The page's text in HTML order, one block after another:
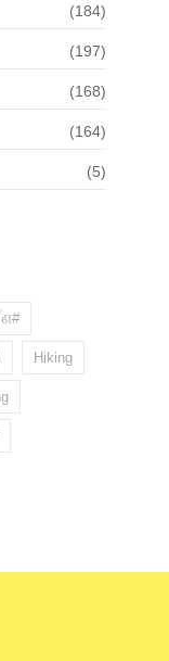
(184)
(197)
(168)
(164)
(5)
Hiking